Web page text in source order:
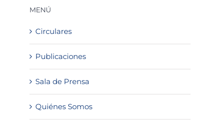
MENÚ
Circulares
Publicaciones
Sala de Prensa
Quiénes Somos